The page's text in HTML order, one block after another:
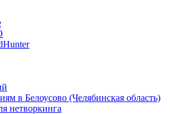
в Белоусово (Челябинская область)
нетворкинга